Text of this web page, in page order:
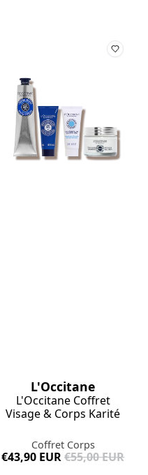
L'Occitane
L'Occitane Coffret
Visage & Corps Karité
Coffret Corps
€43,90 EUR€55,00 EUR